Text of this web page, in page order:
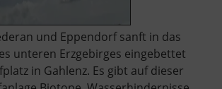
und Eppendorf sanft in das
unteren Erzgebirges eingebettet
in Gahlenz. Es gibt auf dieser